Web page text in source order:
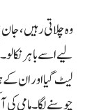
وہ چلاتی رہیں،
لیے اسے باہر
لیٹ گیا اور ان کے
چوسنے لگا۔ مامی